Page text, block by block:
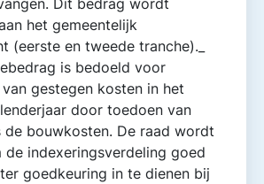
Dit bedrag wordt
het gemeentelijk
(eerste en tweede tranche)._
is bedoeld voor
gestegen kosten in het
door toedoen van
de bouwkosten. De raad wordt
de indexeringsverdeling goed
goedkeuring in te dienen bij